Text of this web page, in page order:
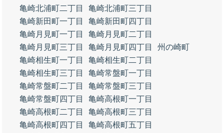
亀崎北浦町二丁目
亀崎北浦町三丁目
亀崎新田町一丁目
亀崎新田町四丁目
亀崎月見町一丁目
亀崎月見町二丁目
亀崎月見町三丁目
亀崎月見町四丁目
州の崎町
亀崎相生町一丁目
亀崎相生町二丁目
亀崎相生町三丁目
亀崎常盤町一丁目
亀崎常盤町二丁目
亀崎常盤町三丁目
亀崎常盤町四丁目
亀崎高根町一丁目
亀崎高根町二丁目
亀崎高根町三丁目
亀崎高根町四丁目
亀崎高根町五丁目